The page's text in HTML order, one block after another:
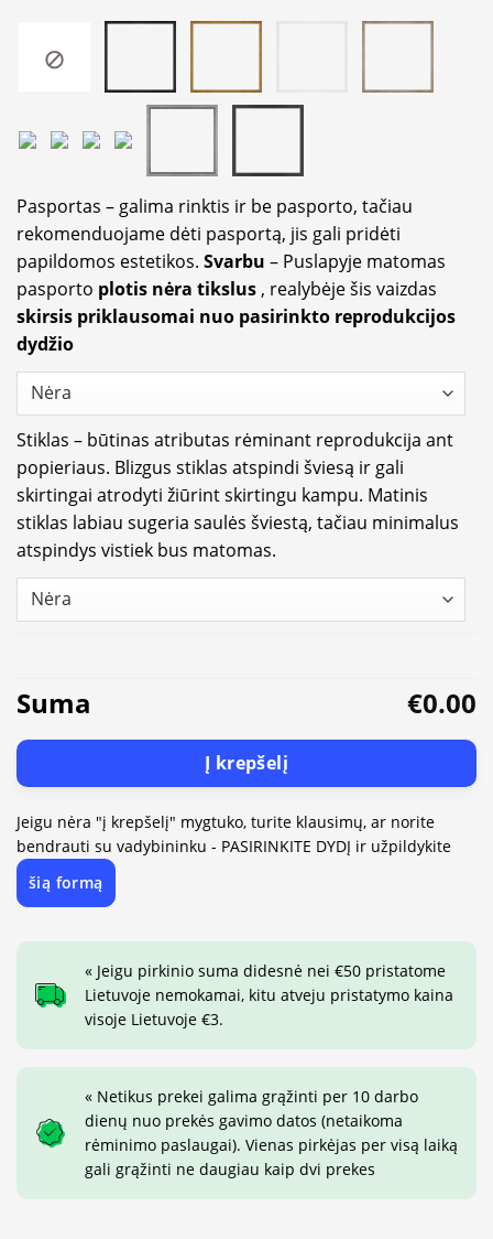
Pasportas – galima rinktis ir be pasporto, tačiau
rekomenduojame dėti pasportą, jis gali pridėti
papildomos estetikos. Svarbu – Puslapyje matomas
pasporto plotis nėra tikslus , realybėje šis vaizdas
skirsis priklausomai nuo pasirinkto reprodukcijos
dydžio
Stiklas – būtinas atributas rėminant reprodukcija ant
popieriaus. Blizgus stiklas atspindi šviesą ir gali
skirtingai atrodyti žiūrint skirtingu kampu. Matinis
stiklas labiau sugeria saulės šviestą, tačiau minimalus
atspindys vistiek bus matomas.
Suma €0.00
Į krepšelį
Jeigu nėra "į krepšelį" mygtuko, turite klausimų, ar norite
bendrauti su vadybininku - PASIRINKITE DYDĮ ir užpildykite
šią formą
« Jeigu pirkinio suma didesnė nei €50 pristatome
Lietuvoje nemokamai, kitu atveju pristatymo kaina
visoje Lietuvoje €3.
« Netikus prekei galima grąžinti per 10 darbo
dienų nuo prekės gavimo datos (netaikoma
rėminimo paslaugai). Vienas pirkėjas per visą laiką
gali grąžinti ne daugiau kaip dvi prekes